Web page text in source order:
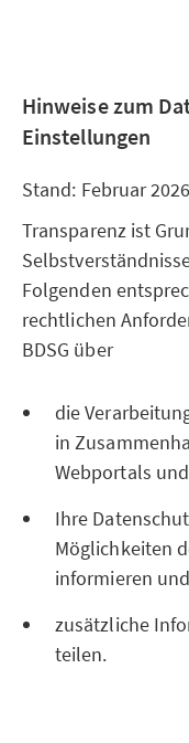
Hinweise zum
Einstellungen
Stand: Februar 2026
Transparenz ist
Folgenden
rechtlichen
BDSG über
die
in
Webportals
Ihre
Möglichkeiten
informieren und
zusätzliche
teilen.